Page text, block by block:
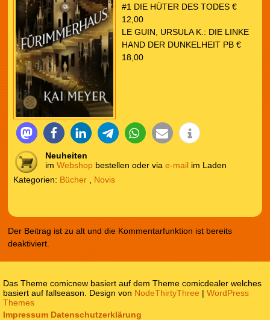
#1 DIE HÜTER DES TODES €
12,00
LE GUIN, URSULA K.: DIE LINKE
HAND DER DUNKELHEIT PB €
18,00
Neuheiten
im Webshop bestellen oder via e-mail im Laden
Kategorien: Bücher, Novis
Der Beitrag ist zu alt und die Kommentarfunktion ist bereits
deaktiviert.
Impressum Datenschutzerklärung
Das Theme comicnew basiert auf dem Theme comicdealer welches
basiert auf fallseason. Design von NodeThirtyThree |WordPress
Themes